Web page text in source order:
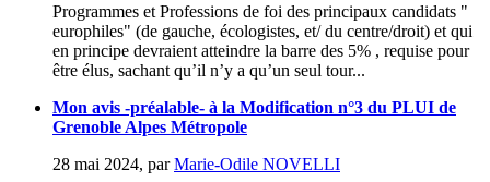
Programmes et Professions de foi des principaux candidats "
europhiles" (de gauche, écologistes, et/ du centre/droit) et qui
en principe devraient atteindre la barre des 5% , requise pour
être élus, sachant qu’il n’y a qu’un seul tour...
Mon avis -préalable- à la Modification n°3 du PLUI de
Grenoble Alpes Métropole
28 mai 2024, parMarie-Odile NOVELLI